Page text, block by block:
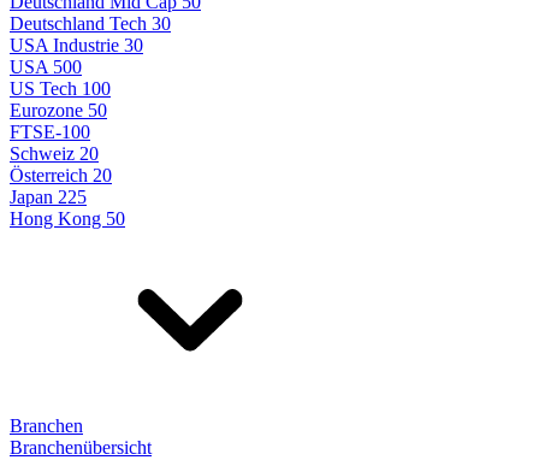
Deutschland Tech 30
USA Industrie 30
USA 500
US Tech 100
Eurozone 50
FTSE-100
Schweiz 20
Österreich 20
Japan 225
Hong Kong 50
Branchen
Branchenübersicht